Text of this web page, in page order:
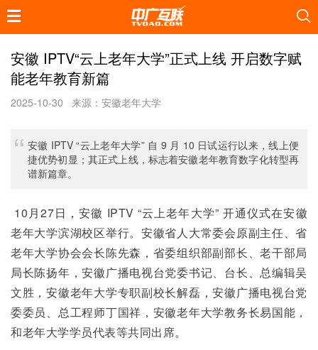
安徽 IPTV“云上老年大学”正式上线 开启数字赋
能老年教育新篇​
2025-10-30 来源：安徽老年大学
安徽 IPTV “云上老年大学” 自 9 月 10 日试运行以来，线上便
捷优势初显；其正式上线，标志着安徽老年教育数字化转型再
谱新篇章。
老年大学滨湖校区举行。安徽省人大常委会原副主任、省
老年大学协会会长陈先森，省委组织部副部长、老干部局
局长陈扬年，安徽广播电视台党委书记、台长、总编辑吴
文胜，安徽老年大学专职副校长解磊，安徽广播电视台党
委委员、总工程师丁国祥，安徽老年大学教务长易国能，
和老年大学学员代表等共同出席。